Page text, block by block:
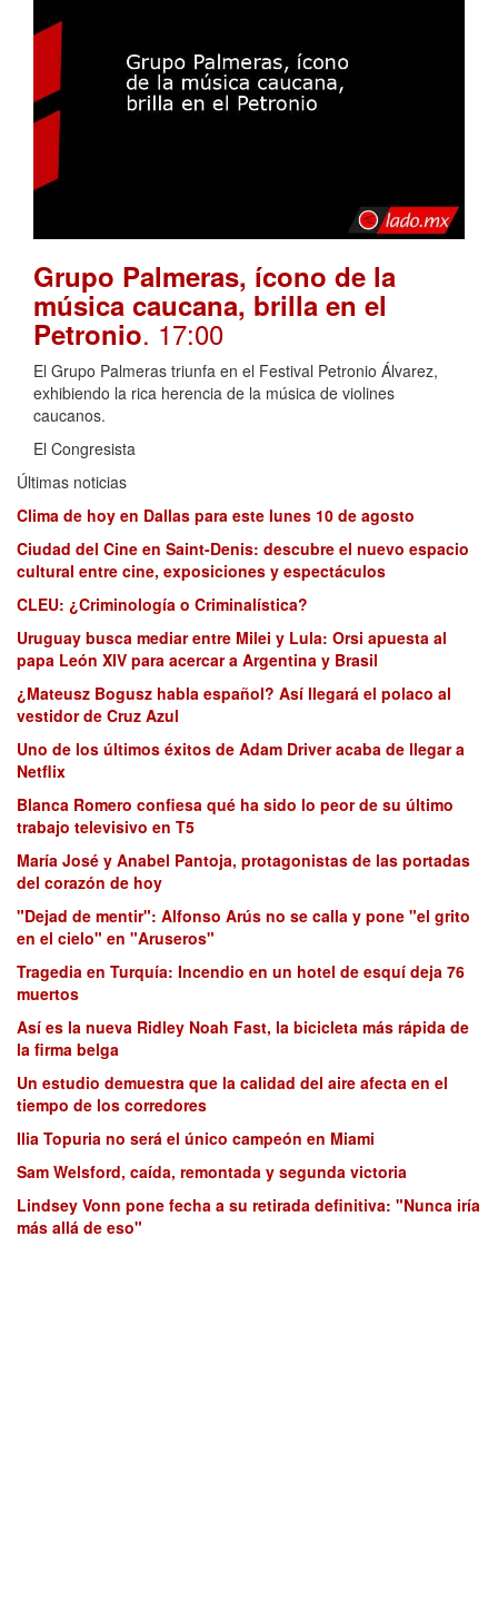
Grupo Palmeras, ícono de la
música caucana, brilla en el
Petronio. 17:00
El Grupo Palmeras triunfa en el Festival Petronio Álvarez,
exhibiendo la rica herencia de la música de violines
caucanos.
El Congresista
Últimas noticias
Clima de hoy en Dallas para este lunes 10 de agosto
Ciudad del Cine en Saint-Denis: descubre el nuevo espacio
cultural entre cine, exposiciones y espectáculos
CLEU: ¿Criminología o Criminalística?
Uruguay busca mediar entre Milei y Lula: Orsi apuesta al
papa León XIV para acercar a Argentina y Brasil
¿Mateusz Bogusz habla español? Así llegará el polaco al
vestidor de Cruz Azul
Uno de los últimos éxitos de Adam Driver acaba de llegar a
Netflix
Blanca Romero confiesa qué ha sido lo peor de su último
trabajo televisivo en T5
María José y Anabel Pantoja, protagonistas de las portadas
del corazón de hoy
"Dejad de mentir": Alfonso Arús no se calla y pone "el grito
en el cielo" en "Aruseros"
Tragedia en Turquía: Incendio en un hotel de esquí deja 76
muertos
Así es la nueva Ridley Noah Fast, la bicicleta más rápida de
la firma belga
Un estudio demuestra que la calidad del aire afecta en el
tiempo de los corredores
Ilia Topuria no será el único campeón en Miami
Sam Welsford, caída, remontada y segunda victoria
Lindsey Vonn pone fecha a su retirada definitiva: "Nunca iría
más allá de eso"